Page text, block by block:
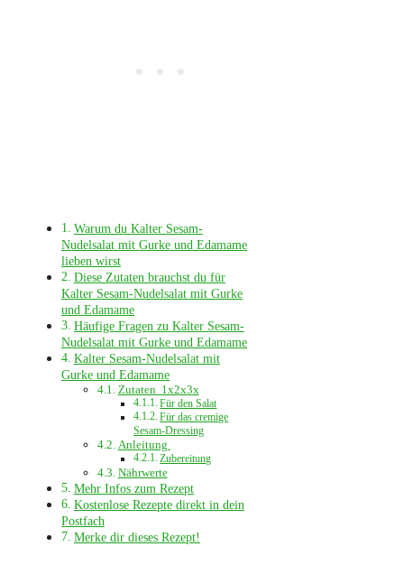
Warum du Kalter Sesam-
Nudelsalat mit Gurke und Edamame
lieben wirst
Diese Zutaten brauchst du für
Kalter Sesam-Nudelsalat mit Gurke
und Edamame
Häufige Fragen zu Kalter Sesam-
Nudelsalat mit Gurke und Edamame
Kalter Sesam-Nudelsalat mit
Gurke und Edamame
Zutaten 1x2x3x
Für den Salat
Für das cremige
Sesam-Dressing
Anleitung
Zubereitung
Nährwerte
Mehr Infos zum Rezept
Kostenlose Rezepte direkt in dein
Postfach
Merke dir dieses Rezept!